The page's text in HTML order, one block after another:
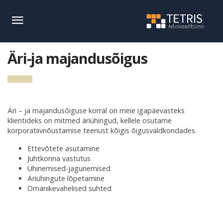
Äri-ja majandusõigus
Äri – ja majandusõiguse korral on meie igapäevasteks
klientideks on mitmed äriühingud, kellele osutame
korporatiivnõustamise teenust kõigis õigusvaldkondades.
Ettevõtete asutamine
Juhtkonna vastutus
Ühinemised-jagunemised
Äriühingute lõpetamine
Omanikevahelised suhted